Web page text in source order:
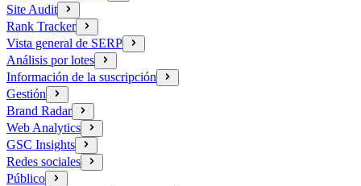
Site Audit
Rank Tracker
Vista general de SERP
Análisis por lotes
Información de la suscripción
Gestión
Brand Radar
Web Analytics
GSC Insights
Redes sociales
Público